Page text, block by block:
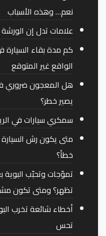
نعم… وهذه الأسباب
علامات تدل إن
كم مدة بقاء
الواقع غير المتوقع
هل المعجون ضروري
يصير خطر؟
سمكري سيارات في
متى يكون رش
خطأ؟
تموّجات وتحبّب البوية
تظهر؟ ومتى تكون
أخطاء شائعة تخرب
تحس